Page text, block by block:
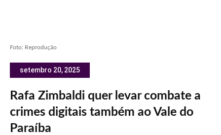
Foto: Reprodução
setembro 20, 2025
Rafa Zimbaldi quer levar combate a
crimes digitais também ao Vale do
Paraíba